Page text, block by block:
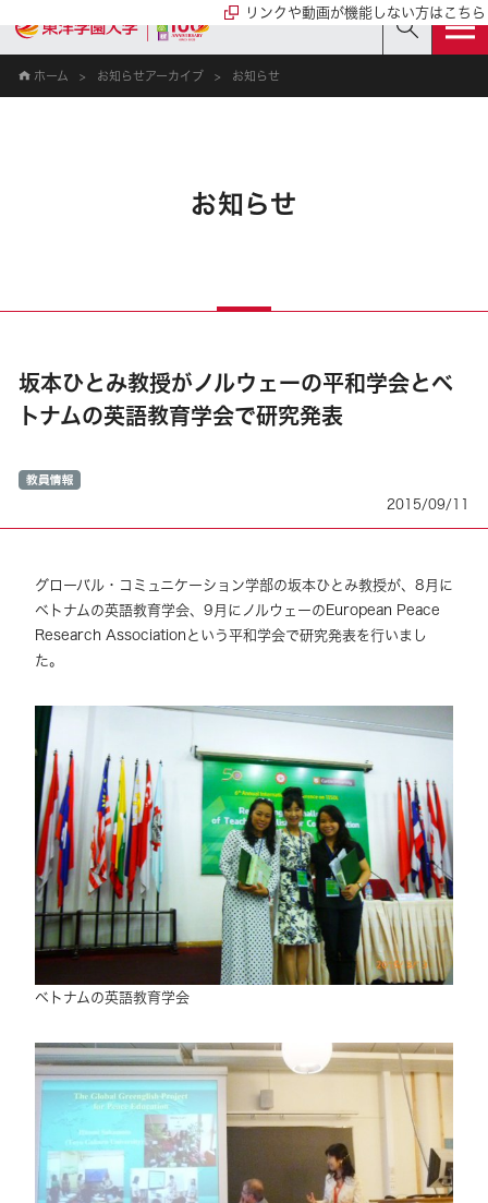
ホーム お知らせアーカイブ お知らせ
お知らせ
坂本ひとみ教授がノルウェーの平和学会とベ
トナムの英語教育学会で研究発表
2015/09/11
リンクや動画が機能しない方はこちら
グローバル・コミュニケーション学部の坂本ひとみ教授が、8月に
ベトナムの英語教育学会、9月にノルウェーのEuropean Peace
Research Associationという平和学会で研究発表を行いまし
た。
ベトナムの英語教育学会